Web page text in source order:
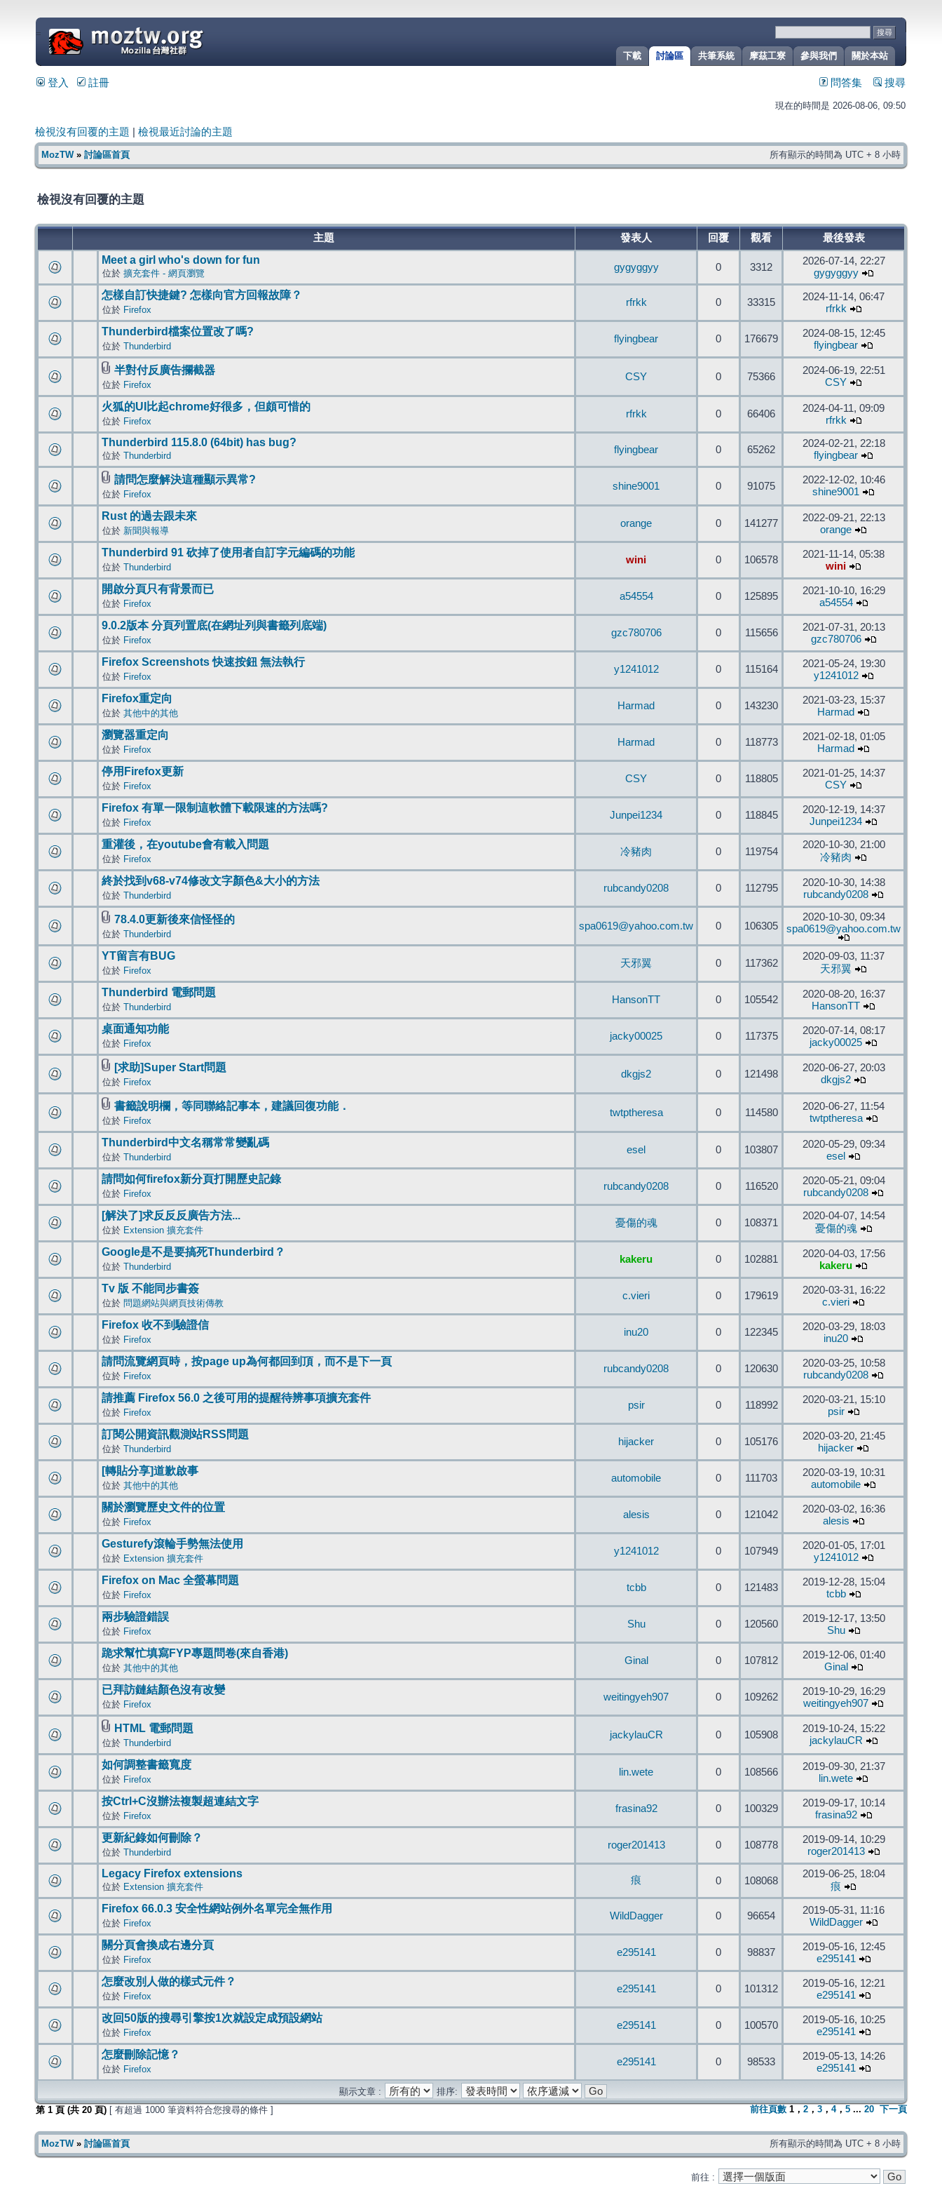
關於本站
參與我們
摩茲工寮
共筆系統
討論區
下載
=
登入 註冊 問答集 搜尋
現在的時間是 2026-08-06, 09:50
檢視沒有回覆的主題 檢視最近討論的主題
MozTW» 討論區首頁 所有顯示的時間為 UTC + 8 小時
檢視沒有回覆的主題
主題 發表人 回覆 觀看 最後發表
Meet a girl who's down for fun
位於 擴充套件 - 網頁瀏覽
gygyggyy 0 3312
2026-07-14, 22:27
gygyggyy
怎樣自訂快捷鍵? 怎樣向官方回報故障？
位於 Firefox
rfrkk 0 33315
2024-11-14, 06:47
rfrkk
Thunderbird檔案位置改了嗎?
位於 Thunderbird
flyingbear 0 176679
2024-08-15, 12:45
flyingbear
半對付反廣告攔截器
位於 Firefox
CSY 0 75366
2024-06-19, 22:51
CSY
火狐的UI比起chrome好很多，但頗可惜的
位於 Firefox
rfrkk 0 66406
2024-04-11, 09:09
rfrkk
Thunderbird 115.8.0 (64bit) has bug?
位於 Thunderbird
flyingbear 0 65262
2024-02-21, 22:18
flyingbear
請問怎麼解決這種顯示異常?
位於 Firefox
shine9001 0 91075
2022-12-02, 10:46
shine9001
Rust 的過去跟未來
位於 新聞與報導
orange 0 141277
2022-09-21, 22:13
orange
Thunderbird 91 砍掉了使用者自訂字元編碼的功能
位於 Thunderbird
wini 0 106578
2021-11-14, 05:38
wini
開啟分頁只有背景而已
位於 Firefox
a54554 0 125895
2021-10-10, 16:29
a54554
9.0.2版本 分頁列置底(在網址列與書籤列底端)
位於 Firefox
gzc780706 0 115656
2021-07-31, 20:13
gzc780706
Firefox Screenshots 快速按鈕 無法執行
位於 Firefox
y1241012 0 115164
2021-05-24, 19:30
y1241012
Firefox重定向
位於 其他中的其他
Harmad 0 143230
2021-03-23, 15:37
Harmad
瀏覽器重定向
位於 Firefox
Harmad 0 118773
2021-02-18, 01:05
Harmad
停用Firefox更新
位於 Firefox
CSY 0 118805
2021-01-25, 14:37
CSY
Firefox 有單一限制這軟體下載限速的方法嗎?
位於 Firefox
Junpei1234 0 118845
2020-12-19, 14:37
Junpei1234
重灌後，在youtube會有載入問題
位於 Firefox
冷豬肉 0 119754
2020-10-30, 21:00
冷豬肉
終於找到v68-v74修改文字顏色&大小的方法
位於 Thunderbird
rubcandy0208 0 112795
2020-10-30, 14:38
rubcandy0208
78.4.0更新後來信怪怪的
位於 Thunderbird
spa0619@yahoo.com.tw 0 106305
2020-10-30, 09:34
spa0619@yahoo.com.tw
YT留言有BUG
位於 Firefox
天邪翼 0 117362
2020-09-03, 11:37
天邪翼
Thunderbird 電郵問題
位於 Thunderbird
HansonTT 0 105542
2020-08-20, 16:37
HansonTT
桌面通知功能
位於 Firefox
jacky00025 0 117375
2020-07-14, 08:17
jacky00025
[求助]Super Start問題
位於 Firefox
dkgjs2 0 121498
2020-06-27, 20:03
dkgjs2
書籤說明欄，等同聯絡記事本，建議回復功能．
位於 Firefox
twtptheresa 0 114580
2020-06-27, 11:54
twtptheresa
Thunderbird中文名稱常常變亂碼
位於 Thunderbird
esel 0 103807
2020-05-29, 09:34
esel
請問如何firefox新分頁打開歷史記錄
位於 Firefox
rubcandy0208 0 116520
2020-05-21, 09:04
rubcandy0208
[解決了]求反反反廣告方法...
位於 Extension 擴充套件
憂傷的魂 0 108371
2020-04-07, 14:54
憂傷的魂
Google是不是要搞死Thunderbird？
位於 Thunderbird
kakeru 0 102881
2020-04-03, 17:56
kakeru
Tv 版 不能同步書簽
位於 問題網站與網頁技術傳教
c.vieri 0 179619
2020-03-31, 16:22
c.vieri
Firefox 收不到驗證信
位於 Firefox
inu20 0 122345
2020-03-29, 18:03
inu20
請問流覽網頁時，按page up為何都回到頂，而不是下一頁
位於 Firefox
rubcandy0208 0 120630
2020-03-25, 10:58
rubcandy0208
請推薦 Firefox 56.0 之後可用的提醒待辨事項擴充套件
位於 Firefox
psir 0 118992
2020-03-21, 15:10
psir
訂閱公開資訊觀測站RSS問題
位於 Thunderbird
hijacker 0 105176
2020-03-20, 21:45
hijacker
[轉貼分享]道歉啟事
位於 其他中的其他
automobile 0 111703
2020-03-19, 10:31
automobile
關於瀏覽歷史文件的位置
位於 Firefox
alesis 0 121042
2020-03-02, 16:36
alesis
Gesturefy滾輪手勢無法使用
位於 Extension 擴充套件
y1241012 0 107949
2020-01-05, 17:01
y1241012
Firefox on Mac 全螢幕問題
位於 Firefox
tcbb 0 121483
2019-12-28, 15:04
tcbb
兩步驗證錯誤
位於 Firefox
Shu 0 120560
2019-12-17, 13:50
Shu
跪求幫忙填寫FYP專題問卷(來自香港)
位於 其他中的其他
Ginal 0 107812
2019-12-06, 01:40
Ginal
已拜訪鏈結顏色沒有改變
位於 Firefox
weitingyeh907 0 109262
2019-10-29, 16:29
weitingyeh907
HTML 電郵問題
位於 Thunderbird
jackylauCR 0 105908
2019-10-24, 15:22
jackylauCR
如何調整書籤寬度
位於 Firefox
lin.wete 0 108566
2019-09-30, 21:37
lin.wete
按Ctrl+C沒辦法複製超連結文字
位於 Firefox
frasina92 0 100329
2019-09-17, 10:14
frasina92
更新紀錄如何刪除？
位於 Thunderbird
roger201413 0 108778
2019-09-14, 10:29
roger201413
Legacy Firefox extensions
位於 Extension 擴充套件
痕 0 108068
2019-06-25, 18:04
痕
Firefox 66.0.3 安全性網站例外名單完全無作用
位於 Firefox
WildDagger 0 96654
2019-05-31, 11:16
WildDagger
關分頁會換成右邊分頁
位於 Firefox
e295141 0 98837
2019-05-16, 12:45
e295141
怎麼改別人做的樣式元件？
位於 Firefox
e295141 0 101312
2019-05-16, 12:21
e295141
改回50版的搜尋引擎按1次就設定成預設網站
位於 Firefox
e295141 0 100570
2019-05-16, 10:25
e295141
怎麼刪除記憶？
位於 Firefox
e295141 0 98533
2019-05-13, 14:26
e295141
顯示文章 :
排序:
第 1 頁 (共 20 頁) [ 有超過 1000 筆資料符合您搜尋的條件 ] 前往頁數 1 ， 2 ， 3 ， 4， 5 ... 20 下一頁
MozTW» 討論區首頁 所有顯示的時間為 UTC + 8 小時
前往 :